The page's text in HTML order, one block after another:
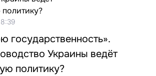
государственность».
Украины ведёт
политику?